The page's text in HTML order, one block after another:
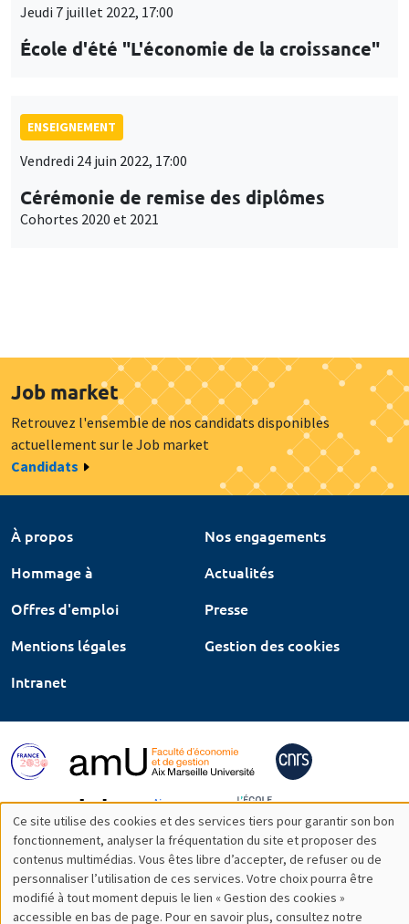
Jeudi 7 juillet 2022, 17:00
École d'été "L'économie de la croissance"
ENSEIGNEMENT
Vendredi 24 juin 2022, 17:00
Cérémonie de remise des diplômes
Cohortes 2020 et 2021
Job market
Retrouvez l'ensemble de nos candidats disponibles
actuellement sur le Job market
Candidats
À propos
Nos engagements
Hommage à
Actualités
Offres d'emploi
Presse
Mentions légales
Gestion des cookies
Intranet
Utilisation
des
données
Ce site utilise des cookies et des services tiers pour garantir son bon
fonctionnement, analyser la fréquentation du site et proposer des
contenus multimédias. Vous êtes libre d’accepter, de refuser ou de
personnaliser l’utilisation de ces services. Votre choix pourra être
modifié à tout moment depuis le lien « Gestion des cookies »
accessible en bas de page. Pour en savoir plus, consultez notre